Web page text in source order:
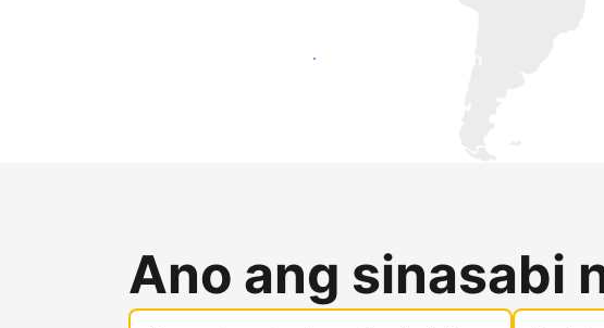
Makaabot ng mga bagong guest ngayon
Ano ang sinasabi